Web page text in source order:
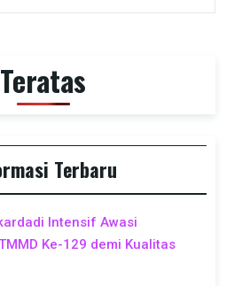
Terbaru
Intensif Awasi
Ke-129 demi Kualitas